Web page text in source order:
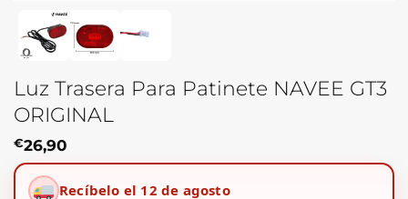
Luz Trasera Para Patinete NAVEE GT3
ORIGINAL
€26,90
Recíbelo el 12 de agosto